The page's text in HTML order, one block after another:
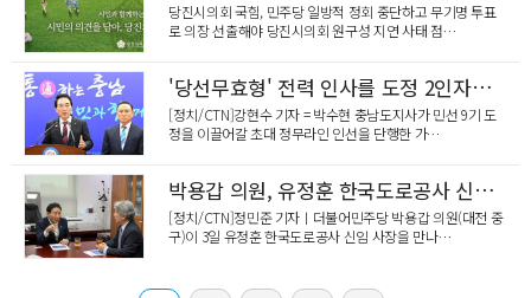
당진시의회 국힘, 민주당 일방적 정회 중단하고 무기명 투표
로 의장 선출해야 당진시의회 원구성 지연 사태 점…
'당선무효형' 전력 인사를 도정 2인자에? 충남 시민사회 '구본영 정무부지사 내정 철회' 강력 촉구
[정치/CTN]강현수 기자 = 박수현 충남도지사가 민선 9기 도
정을 이끌어갈 초대 정무라인 인선을 단행한 가…
박용갑 의원, 유정훈 한국도로공사 신임 사장 면담
[정치/CTN]정민준 기자ㅣ더불어민주당 박용갑 의원(대전 중
구)이 3일 유정훈 한국도로공사 신임 사장을 만나…